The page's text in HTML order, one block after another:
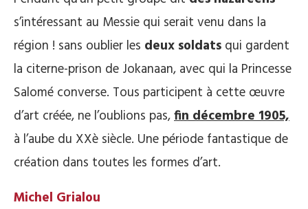
s’intéressant au Messie qui serait venu dans la
région ! sans oublier les deux soldats qui gardent
la citerne-prison de Jokanaan, avec qui la Princesse
Salomé converse. Tous participent à cette œuvre
d’art créée, ne l’oublions pas,fin décembre 1905,
à l’aube du XXè siècle. Une période fantastique de
création dans toutes les formes d’art.
Michel Grialou